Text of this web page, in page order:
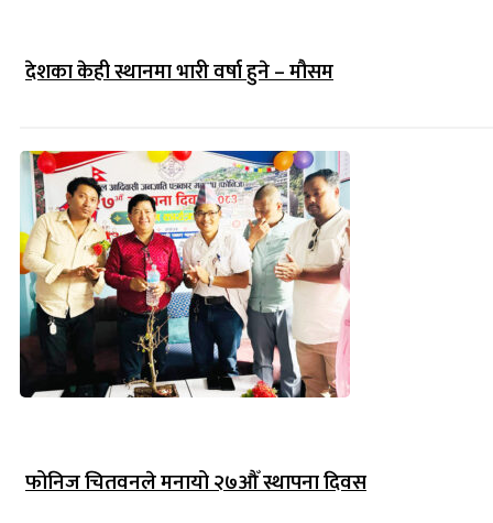
देशका केही स्थानमा भारी वर्षा हुने – मौसम
फोनिज चितवनले मनायो २७औँ स्थापना दिवस